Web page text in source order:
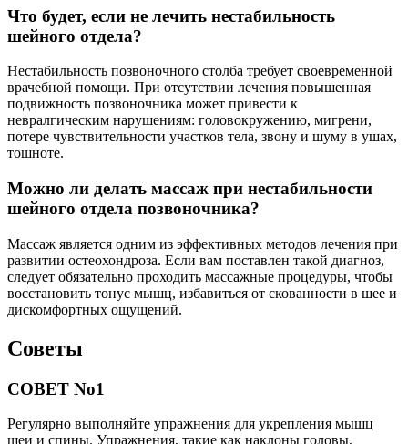
Что будет, если не лечить нестабильность
шейного отдела?
Нестабильность позвоночного столба требует своевременной
врачебной помощи. При отсутствии лечения повышенная
подвижность позвоночника может привести к
невралгическим нарушениям: головокружению, мигрени,
потере чувствительности участков тела, звону и шуму в ушах,
тошноте.
Можно ли делать массаж при нестабильности
шейного отдела позвоночника?
Массаж является одним из эффективных методов лечения при
развитии остеохондроза. Если вам поставлен такой диагноз,
следует обязательно проходить массажные процедуры, чтобы
восстановить тонус мышц, избавиться от скованности в шее и
дискомфортных ощущений.
Советы
СОВЕТ No1
Регулярно выполняйте упражнения для укрепления мышц
шеи и спины. Упражнения, такие как наклоны головы,